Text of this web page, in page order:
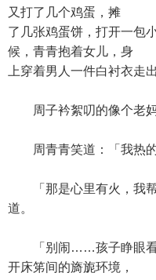
又打了几个鸡蛋，摊
了几张鸡蛋饼，打开一包
候，青青抱着女儿，身
上穿着男人一件白衬衣走
周子衿絮叨的像个老妈
周青青笑道：「我热
「那是心里有火，我
道。
「别闹……孩子睁眼看
开床笫间的旖旎环境，